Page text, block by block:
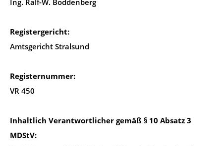
Ing. Ralf-W. Boddenberg
Registergericht:
Amtsgericht Stralsund
Registernummer:
VR 450​​​​​​​
Inhaltlich Verantwortlicher gemäß § 10 Absatz 3
MDStV: